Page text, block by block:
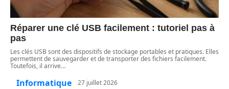
Réparer une clé USB facilement : tutoriel pas à
pas
Les clés USB sont des dispositifs de stockage portables et pratiques. Elles
permettent de sauvegarder et de transporter des fichiers facilement.
Toutefois, il arrive…
Informatique 27 juillet 2026